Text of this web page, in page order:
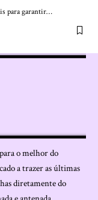
para garantir…
o melhor do
a trazer as últimas
diretamente do